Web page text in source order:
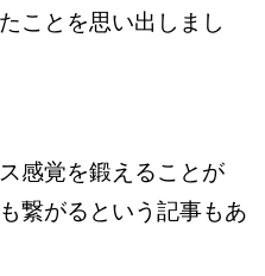
ことを思い出しまし
感覚を鍛えることが
繋がるという記事もあ